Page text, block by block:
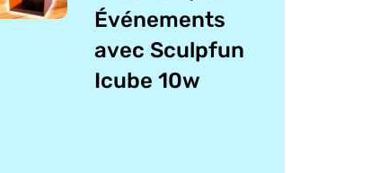
Événements
avec Sculpfun
Icube 10w